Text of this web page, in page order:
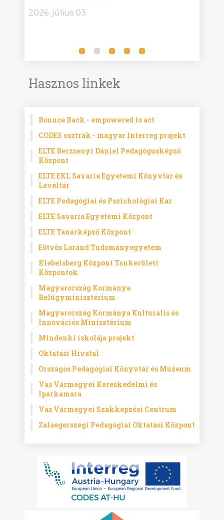
2026. július 03.
Hasznos linkek
Bounce Back - empowered to act
CODES osztrák - magyar Interreg projekt
ELTE Berzsenyi Dániel Pedagógusképző
Központ
ELTE EKL Savaria Egyetemi Könyvtár és
Levéltár
ELTE Pedagógiai és Pszichológiai Kar
ELTE Savaria Egyetemi Központ
ELTE Tanárképző Központ
Eötvös Loránd Tudományegyetem
Klebelsberg Központ Tankerületi
Központok
Magyarország Kormánya
Belügyminisztérium
Magyarország Kormánya Kulturális és
Innovációs Minisztérium
Mindenki iskolája projekt
Oktatási Hivatal
Országos Pedagógiai Könyvtár és Múzeum
Vas Vármegyei Kereskedelmi és
Iparkamara
Vas Vármegyei Szakképzési Centrum
Zalaegerszegi Pedagógiai Oktatási Központ